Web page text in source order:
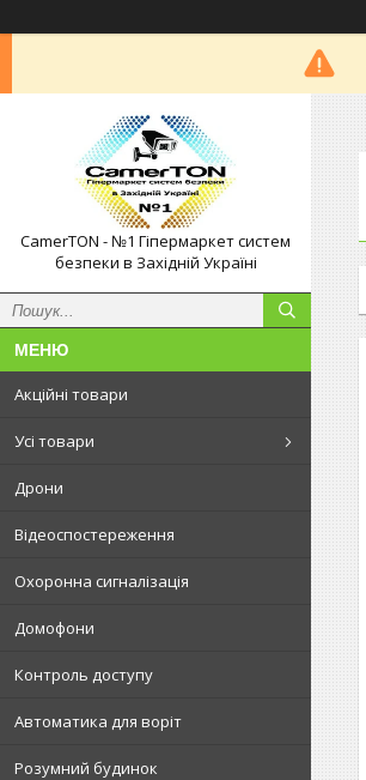
CamerTON - №1 Гіпермаркет систем
безпеки в Західній Україні
Акційні товари
Усі товари
Дрони
Відеоспостереження
Охоронна сигналізація
Домофони
Контроль доступу
Автоматика для воріт
Розумний будинок